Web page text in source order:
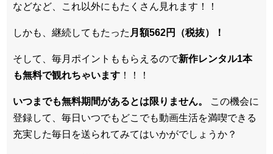
などなど、これ以外にもたくさん見れます！！
しかも、継続してもたった 月額562円（税抜）！
そして、毎月ポイントももらえるので新作レンタル1本
も無料で観れちゃいます ！！！
いつまでも無料期間があるとは限りません。
この機会に
登録して、毎日いつでもどこでも動画生活を満喫できる
充実した毎日を送られてみてはいかがでしょうか？